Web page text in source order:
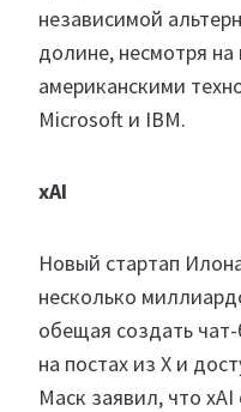
независимой
долине, несмотря на
американскими
Microsoft и IBM.
xAI
Новый стартап
несколько
обещая создать
на постах из X и
Маск заявил, что